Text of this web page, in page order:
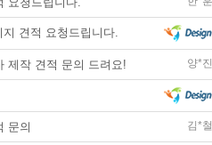
견적 요청드립니다.
제작 견적 문의 드려요! 양*진
추가 제작 견적 문의 드려요!
문의 김*철